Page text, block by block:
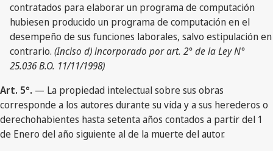
contratados para elaborar un programa de computación
hubiesen producido un programa de computación en el
desempeño de sus funciones laborales, salvo estipulación en
contrario. (Inciso d) incorporado por art. 2° de la Ley N°
25.036 B.O. 11/11/1998)
Art. 5°. — La propiedad intelectual sobre sus obras
corresponde a los autores durante su vida y a sus herederos o
derechohabientes hasta setenta años contados a partir del 1
de Enero del año siguiente al de la muerte del autor.